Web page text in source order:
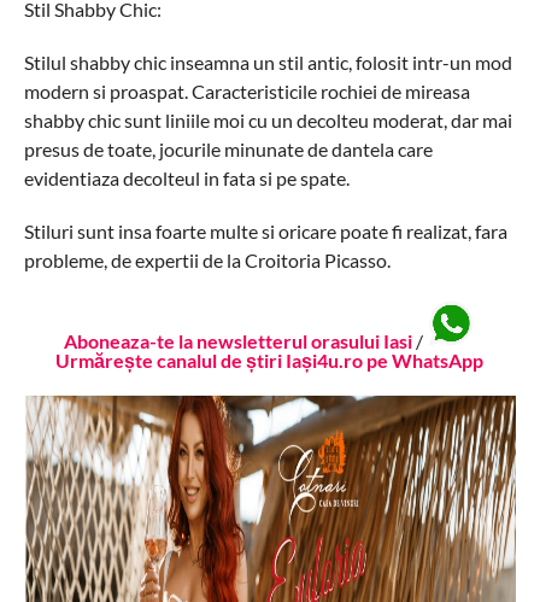
Stil Shabby Chic:
Stilul shabby chic inseamna un stil antic, folosit intr-un mod
modern si proaspat. Caracteristicile rochiei de mireasa
shabby chic sunt liniile moi cu un decolteu moderat, dar mai
presus de toate, jocurile minunate de dantela care
evidentiaza decolteul in fata si pe spate.
Stiluri sunt insa foarte multe si oricare poate fi realizat, fara
probleme, de expertii de la Croitoria Picasso.
Aboneaza-te la newsletterul orasului Iasi /
Urmărește canalul de știri Iași4u.ro pe WhatsApp